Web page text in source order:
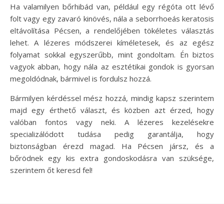
Ha valamilyen bőrhibád van, például egy régóta ott lévő
folt vagy egy zavaró kinövés, nála a seborrhoeás keratosis
eltávolítása Pécsen, a rendelőjében tökéletes választás
lehet. A lézeres módszerei kíméletesek, és az egész
folyamat sokkal egyszerűbb, mint gondoltam. Én biztos
vagyok abban, hogy nála az esztétikai gondok is gyorsan
megoldódnak, bármivel is fordulsz hozzá.
Bármilyen kérdéssel mész hozzá, mindig kapsz szerintem
majd egy érthető választ, és közben azt érzed, hogy
valóban fontos vagy neki. A lézeres kezelésekre
specializálódott tudása pedig garantálja, hogy
biztonságban érezd magad. Ha Pécsen jársz, és a
bőrödnek egy kis extra gondoskodásra van szüksége,
szerintem őt keresd fel!